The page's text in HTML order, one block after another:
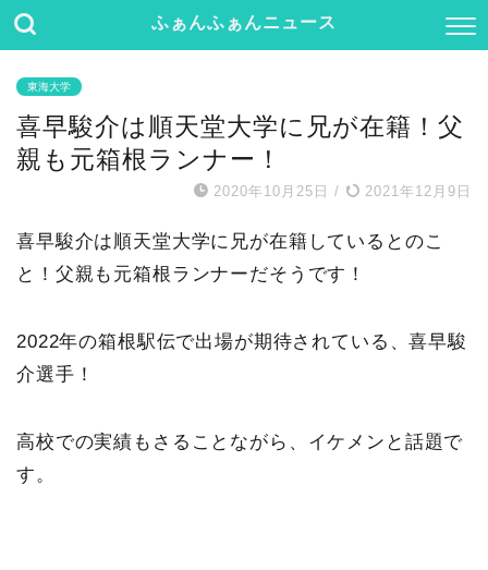
ふぁんふぁんニュース
東海大学
喜早駿介は順天堂大学に兄が在籍！父
親も元箱根ランナー！
2020年10月25日 / 2021年12月9日
喜早駿介は順天堂大学に兄が在籍しているとのこ
と！父親も元箱根ランナーだそうです！
2022年の箱根駅伝で出場が期待されている、喜早駿
介選手！
高校での実績もさることながら、イケメンと話題で
す。